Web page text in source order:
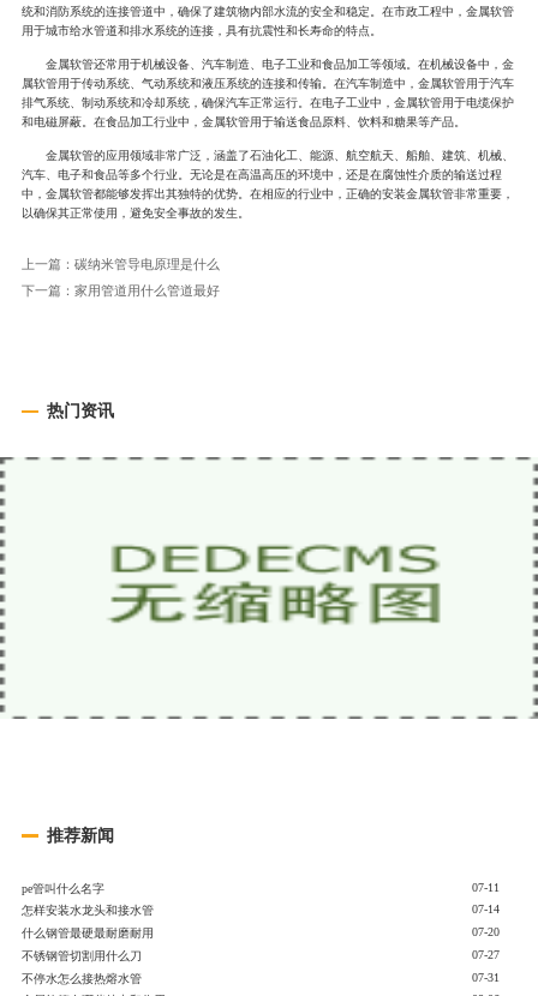
统和消防系统的连接管道中，确保了建筑物内部水流的安全和稳定。在市政工程中，金属软管
用于城市给水管道和排水系统的连接，具有抗震性和长寿命的特点。
金属软管还常用于机械设备、汽车制造、电子工业和食品加工等领域。在机械设备中，金
属软管用于传动系统、气动系统和液压系统的连接和传输。在汽车制造中，金属软管用于汽车
排气系统、制动系统和冷却系统，确保汽车正常运行。在电子工业中，金属软管用于电缆保护
和电磁屏蔽。在食品加工行业中，金属软管用于输送食品原料、饮料和糖果等产品。
金属软管的应用领域非常广泛，涵盖了石油化工、能源、航空航天、船舶、建筑、机械、
汽车、电子和食品等多个行业。无论是在高温高压的环境中，还是在腐蚀性介质的输送过程
中，金属软管都能够发挥出其独特的优势。在相应的行业中，正确的安装金属软管非常重要，
以确保其正常使用，避免安全事故的发生。
上一篇： 碳纳米管导电原理是什么
下一篇： 家用管道用什么管道最好
热门资讯
推荐新闻
pe管叫什么名字
07-11
怎样安装水龙头和接水管
07-14
什么钢管最硬最耐磨耐用
07-20
不锈钢管切割用什么刀
07-27
不停水怎么接热熔水管
07-31